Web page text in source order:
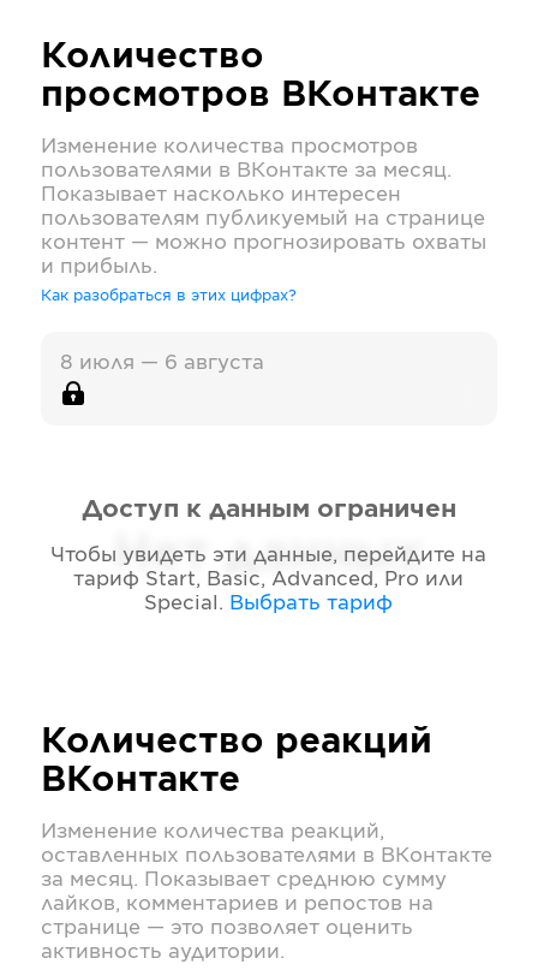
Количество
просмотров ВКонтакте
Изменение количества просмотров
пользователями в ВКонтакте за месяц.
Показывает насколько интересен
пользователям публикуемый на странице
контент — можно прогнозировать охваты
и прибыль.
Как разобраться в этих цифрах?
8 июля — 6 августа
Нет данных
Доступ к данным ограничен
Чтобы увидеть эти данные, перейдите на
тариф Start, Basic, Advanced, Pro или
Special . Выбрать тариф
Количество реакций
ВКонтакте
Изменение количества реакций,
оставленных пользователями в ВКонтакте
за месяц. Показывает среднюю сумму
лайков, комментариев и репостов на
странице — это позволяет оценить
активность аудитории.